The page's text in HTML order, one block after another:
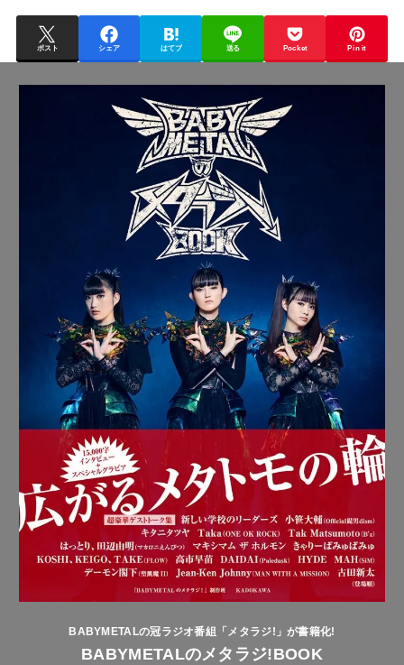
ポスト シェア はてブ 送る Pocket Pin it
BABYMETALの冠ラジオ番組「メタラジ!」が書籍化!
BABYMETALのメタラジ!BOOK